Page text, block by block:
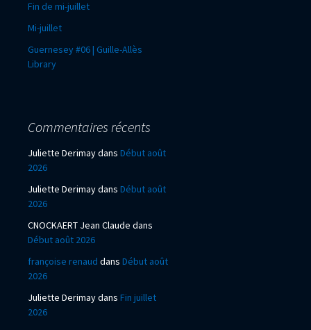
Fin de mi-juillet
Mi-juillet
Guernesey #06 | Guille-Allès
Library
Commentaires récents
Juliette Derimaydans Début août
2026
Juliette Derimaydans Début août
2026
CNOCKAERT Jean Claude dans
Début août 2026
françoise renaud dans Début août
2026
Juliette Derimaydans Fin juillet
2026